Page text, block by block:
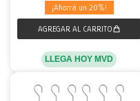
20
LLEGA HOY MVD